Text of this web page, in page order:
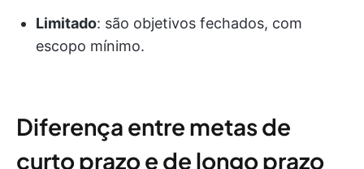
Limitado: são objetivos fechados, com
escopo mínimo.
Diferença entre metas de
curto prazo e de longo prazo